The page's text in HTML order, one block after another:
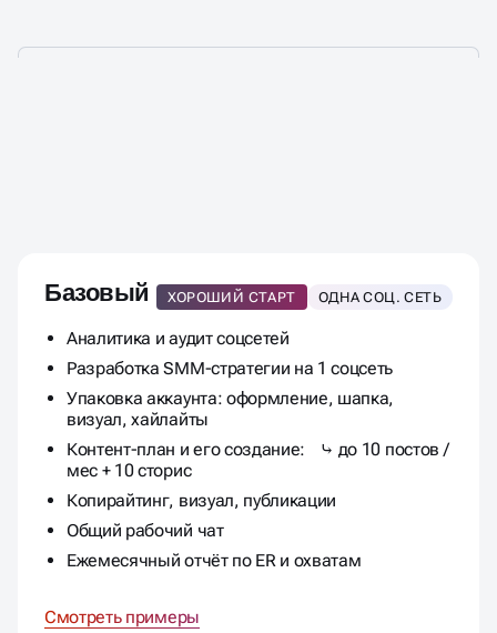
ПРОДВИЖЕНИЯ
Базовый ХОРОШИЙ СТАРТ ОДНА СОЦ. СЕТЬ
Аналитика и аудит соцсетей
Разработка SMM-стратегии на 1 соцсеть
Упаковка аккаунта: оформление, шапка,
визуал, хайлайты
Контент-план и его создание: ⤷ до 10 постов /
мес + 10 сторис
Копирайтинг, визуал, публикации
Общий рабочий чат
Ежемесячный отчёт по ER и охватам
Смотреть примеры